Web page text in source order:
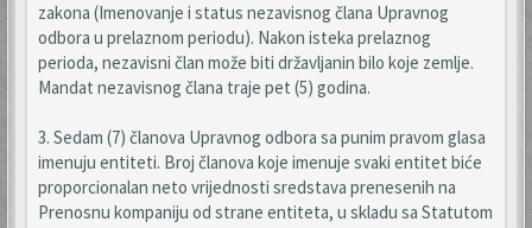
zakona (Imenovanje i status nezavisnog člana Upravnog
odbora u prelaznom periodu). Nakon isteka prelaznog
perioda, nezavisni član može biti državljanin bilo koje zemlje.
Mandat nezavisnog člana traje pet (5) godina.
3. Sedam (7) članova Upravnog odbora sa punim pravom glasa
imenuju entiteti. Broj članova koje imenuje svaki entitet biće
proporcionalan neto vrijednosti sredstava prenesenih na
Prenosnu kompaniju od strane entiteta, u skladu sa Statutom